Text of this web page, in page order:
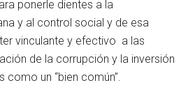
ponerle dientes a la
y al control social y de esa
vinculante y efectivo a las
de la corrupción y la inversión
como un “bien común”.